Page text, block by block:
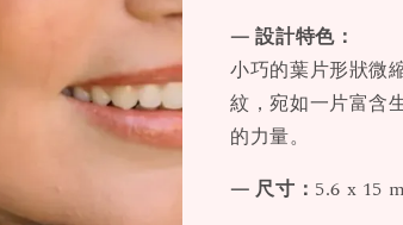
— 設計特色：
小巧的葉片形狀微
紋，宛如一片富含
的力量。
— 尺寸： 5.6 x 15